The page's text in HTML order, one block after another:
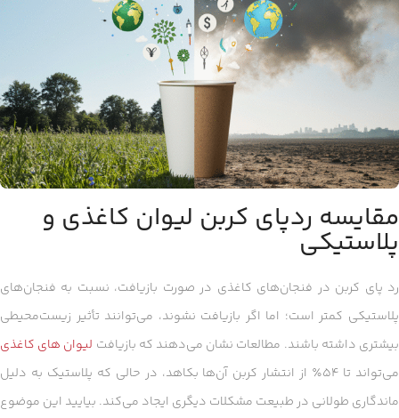
مقایسه ردپای کربن لیوان کاغذی و
پلاستیکی
رد پای کربن در فنجان‌های کاغذی در صورت بازیافت، نسبت به فنجان‌های
پلاستیکی کمتر است؛ اما اگر بازیافت نشوند، می‌توانند تأثیر زیست‌محیطی
بیشتری داشته باشند. مطالعات نشان می‌دهند که بازیافت لیوان های کاغذی
می‌تواند تا ۵۴٪ از انتشار کربن آن‌ها بکاهد، در حالی که پلاستیک به دلیل
ماندگاری طولانی در طبیعت مشکلات دیگری ایجاد می‌کند. بیایید این موضوع